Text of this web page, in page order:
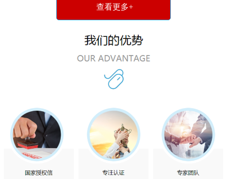
查看更多+